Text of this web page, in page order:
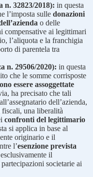
n. 32823/2018): in questa
l’imposta sulle donazioni
o delle
compensative ai legittimari
l’aliquota e la franchigia
di parentela tra
n. 29506/2020): in questa
che le somme corrisposte
essere assoggettate
ha precisato che tali
dell’azienda,
fiscali, una liberalità
confronti del legittimario
si applica in base al
originario e il
l’esenzione prevista
il
societarie ai